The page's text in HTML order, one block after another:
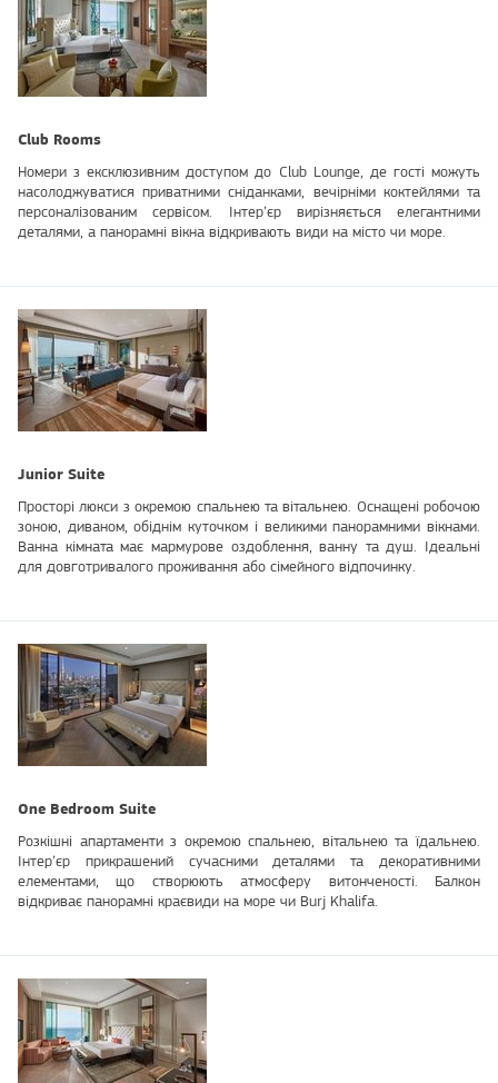
Club Rooms
Номери з ексклюзивним доступом до Club Lounge, де гості можуть
насолоджуватися приватними сніданками, вечірніми коктейлями та
персоналізованим сервісом. Інтер’єр вирізняється елегантними
деталями, а панорамні вікна відкривають види на місто чи море.
Junior Suite
Просторі люкси з окремою спальнею та вітальнею. Оснащені робочою
зоною, диваном, обіднім куточком і великими панорамними вікнами.
Ванна кімната має мармурове оздоблення, ванну та душ. Ідеальні
для довготривалого проживання або сімейного відпочинку.
One Bedroom Suite
Розкішні апартаменти з окремою спальнею, вітальнею та їдальнею.
Інтер’єр прикрашений сучасними деталями та декоративними
елементами, що створюють атмосферу витонченості. Балкон
відкриває панорамні краєвиди на море чи Burj Khalifa.